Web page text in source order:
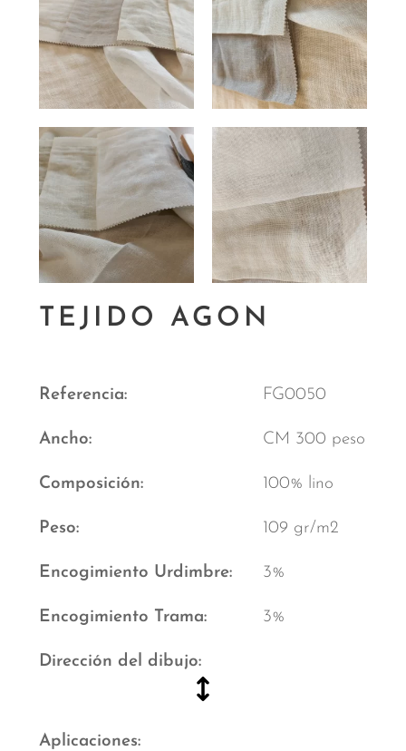
TEJIDO AGON
Referencia FG0050
Ancho CM 300 peso
Composición 100% lino
Peso 109 gr/m2
Encogimiento Urdimbre 3%
Encogimiento Trama 3%
Dirección del dibujo
Aplicaciones